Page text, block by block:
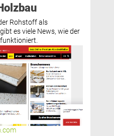
Rohstoff als
es viele News, wie der